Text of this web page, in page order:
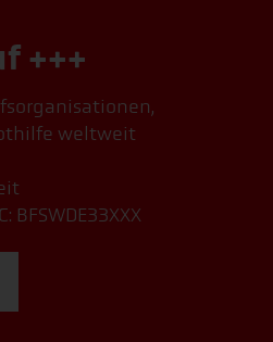
+++
weltweit